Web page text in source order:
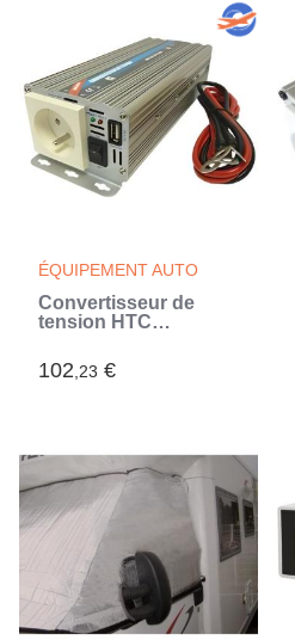
ÉQUIPEMENT AUTO
Convertisseur de
tension HTC
- 600 W - Prise USB
2A - Avec câbles
102,23 €